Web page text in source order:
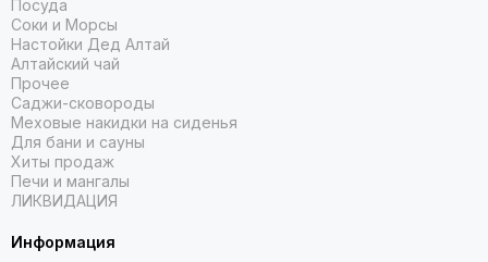
Посуда
Соки и Морсы
Настойки Дед Алтай
Алтайский чай
Прочее
Саджи-сковороды
Меховые накидки на сиденья
Для бани и сауны
Хиты продаж
Печи и мангалы
ЛИКВИДАЦИЯ
Информация